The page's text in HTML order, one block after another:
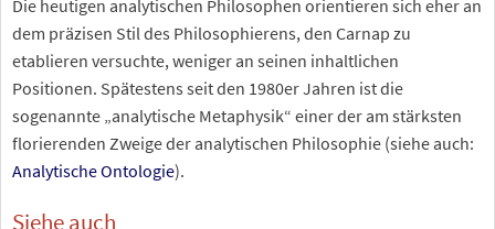
Die heutigen analytischen Philosophen orientieren sich eher an
dem präzisen Stil des Philosophierens, den Carnap zu
etablieren versuchte, weniger an seinen inhaltlichen
Positionen. Spätestens seit den 1980er Jahren ist die
sogenannte „analytische Metaphysik“ einer der am stärksten
florierenden Zweige der analytischen Philosophie (siehe auch:
Analytische Ontologie).
Siehe auch